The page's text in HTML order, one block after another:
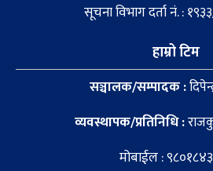
सूचना विभाग दर्ता नं. :
हाम्रो टिम
सञ्चालक/सम्पादक :
व्यवस्थापक/प्रतिनिधि :
मोबाईल :